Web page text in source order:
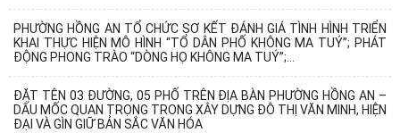
PHƯỜNG HỒNG AN TỔ CHỨC SƠ KẾT ĐÁNH GIÁ TÌNH HÌNH TRIỂN
KHAI THỰC HIỆN MÔ HÌNH “TỔ DÂN PHỐ KHÔNG MA TUÝ”; PHÁT
ĐỘNG PHONG TRÀO “DÒNG HỌ KHÔNG MA TUÝ”;...
ĐẶT TÊN 03 ĐƯỜNG, 05 PHỐ TRÊN ĐỊA BÀN PHƯỜNG HỒNG AN –
DẤU MỐC QUAN TRỌNG TRONG XÂY DỰNG ĐÔ THỊ VĂN MINH, HIỆN
ĐẠI VÀ GÌN GIỮ BẢN SẮC VĂN HÓA